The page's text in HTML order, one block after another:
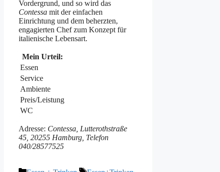
Vordergrund, und so wird das
Contessa mit der einfachen
Einrichtung und dem beherzten,
engagierten Chef zum Konzept für
italienische Lebensart.
Mein Urteil:
Essen
Service
Ambiente
Preis/Leistung
WC
Adresse: Contessa, Lutterothstraße
45, 20255 Hamburg, Telefon
040/28577525